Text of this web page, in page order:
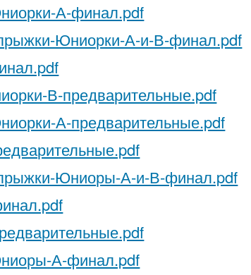
А-финал.pdf
Юниорки-А-и-В-финал.pdf
В-предварительные.pdf
А-предварительные.pdf
Юниоры-А-и-В-финал.pdf
А-финал.pdf